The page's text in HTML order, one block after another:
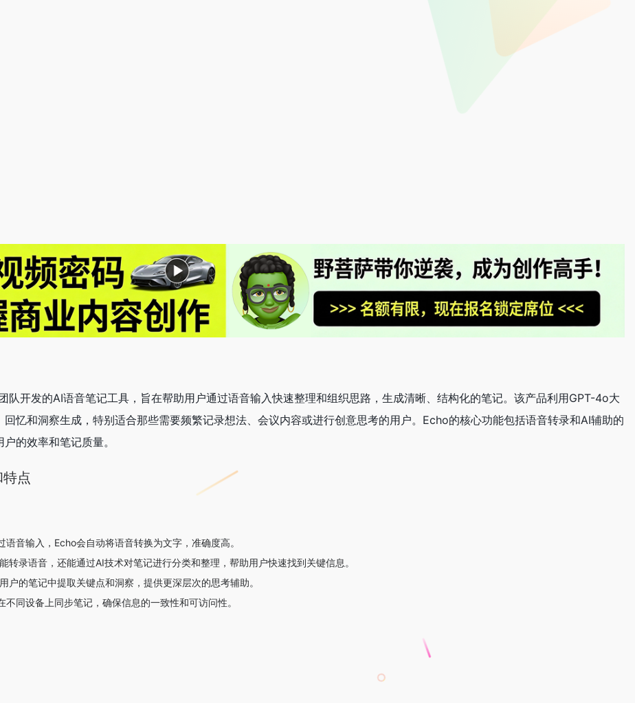
队开发的AI语音笔记工具，旨在帮助用户通过语音输入快速整理和组织思路，生成清晰、结构化的笔记。该产品利用GPT-4o大
忆和洞察生成，特别适合那些需要频繁记录想法、会议内容或进行创意思考的用户。Echo的核心功能包括语音转录和AI辅助的
的效率和笔记质量。
点
语音输入，Echo会自动将语音转换为文字，准确度高。
转录语音，还能通过AI技术对笔记进行分类和整理，帮助用户快速找到关键信息。
户的笔记中提取关键点和洞察，提供更深层次的思考辅助。
不同设备上同步笔记，确保信息的一致性和可访问性。